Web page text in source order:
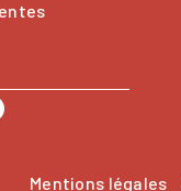
Mentions légales